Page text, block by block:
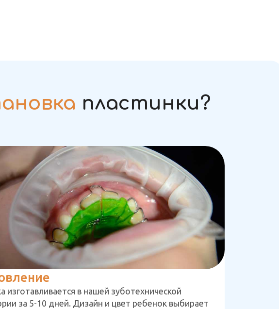
пластинки?
изготавливается в нашей зуботехнической
за 5-10 дней. Дизайн и цвет ребенок выбирает